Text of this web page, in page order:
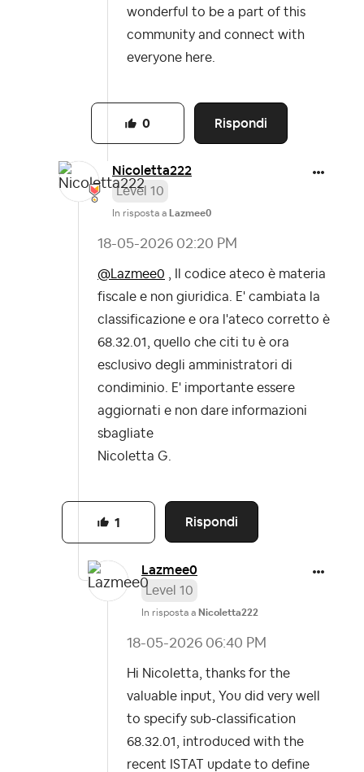
wonderful to be a part of this
community and connect with
everyone here.
Rispondi
0
Nicoletta222
Level 10
In risposta a Lazmee0
‎18-05-2026 02:20 PM
@Lazmee0 , Il codice ateco è materia
fiscale e non giuridica. E' cambiata la
classificazione e ora l'ateco corretto è
68.32.01, quello che citi tu è ora
esclusivo degli amministratori di
condiminio. E' importante essere
aggiornati e non dare informazioni
sbagliate
Nicoletta G.
Rispondi
1
Lazmee0
Level 10
In risposta a Nicoletta222
‎18-05-2026 06:40 PM
Hi Nicoletta, thanks for the
valuable input, You did very well
to specify sub-classification
68.32.01, introduced with the
recent ISTAT update to define